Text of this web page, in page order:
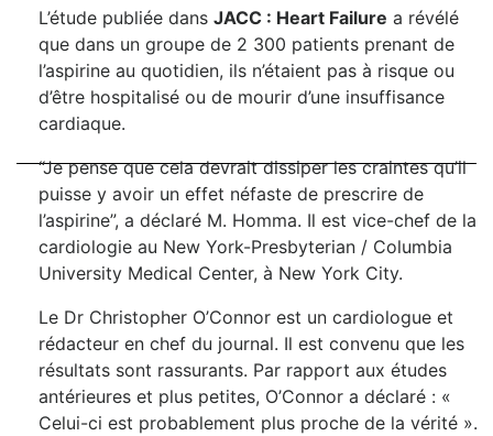
L’étude publiée dans JACC : Heart Failure a révélé
que dans un groupe de 2 300 patients prenant de
l’aspirine au quotidien, ils n’étaient pas à risque ou
d’être hospitalisé ou de mourir d’une insuffisance
cardiaque.
“Je pense que cela devrait dissiper les craintes qu’il
puisse y avoir un effet néfaste de prescrire de
l’aspirine”, a déclaré M. Homma. Il est vice-chef de la
cardiologie au New York-Presbyterian / Columbia
University Medical Center, à New York City.
Le Dr Christopher O’Connor est un cardiologue et
rédacteur en chef du journal. Il est convenu que les
résultats sont rassurants. Par rapport aux études
antérieures et plus petites, O’Connor a déclaré : «
Celui-ci est probablement plus proche de la vérité ».